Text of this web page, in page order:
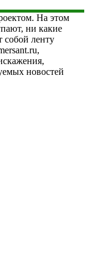
На этом
ни какие
собой ленту
новостей